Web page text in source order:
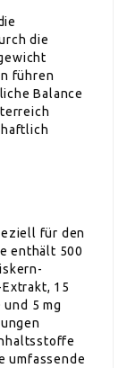
die
führen
Balance
für den
enthält 500
15
und 5 mg
umfassende